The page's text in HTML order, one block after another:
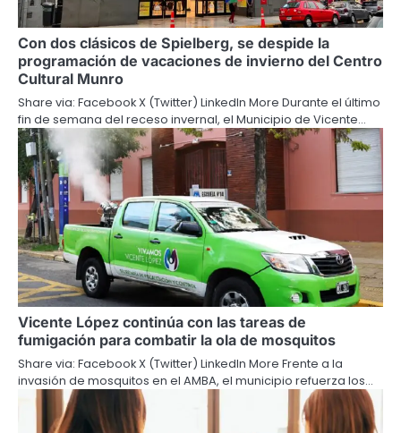
Con dos clásicos de Spielberg, se despide la
programación de vacaciones de invierno del Centro
Cultural Munro
Share via: Facebook X (Twitter) LinkedIn More Durante el último
fin de semana del receso invernal, el Municipio de Vicente…
Vicente López continúa con las tareas de
fumigación para combatir la ola de mosquitos
Share via: Facebook X (Twitter) LinkedIn More Frente a la
invasión de mosquitos en el AMBA, el municipio refuerza los…